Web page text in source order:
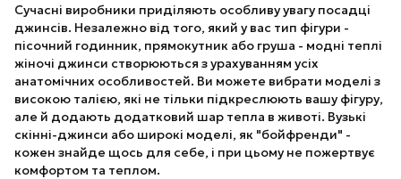
Сучасні виробники приділяють особливу увагу посадці
джинсів. Незалежно від того, який у вас тип фігури -
пісочний годинник, прямокутник або груша - модні теплі
жіночі джинси створюються з урахуванням усіх
анатомічних особливостей. Ви можете вибрати моделі з
високою талією, які не тільки підкреслюють вашу фігуру,
але й додають додатковий шар тепла в животі. Вузькі
скінні-джинси або широкі моделі, як "бойфренди" -
кожен знайде щось для себе, і при цьому не пожертвує
комфортом та теплом.